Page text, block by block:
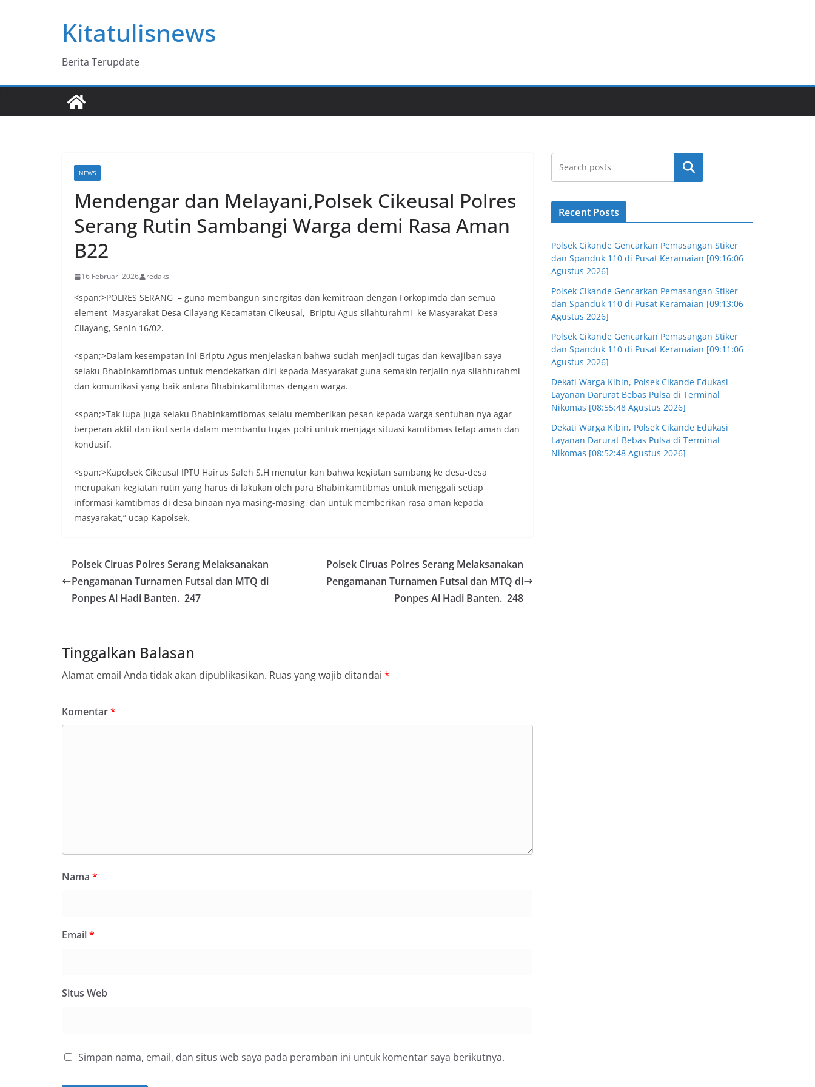
Kitatulisnews
Berita Terupdate
NEWS
Mendengar dan Melayani,Polsek Cikeusal Polres
Serang Rutin Sambangi Warga demi Rasa Aman
B22
16 Februari 2026 redaksi
<span;>POLRES SERANG – guna membangun sinergitas dan kemitraan dengan Forkopimda dan semua
element Masyarakat Desa Cilayang Kecamatan Cikeusal, Briptu Agus silahturahmi ke Masyarakat Desa
Cilayang, Senin 16/02.
<span;>Dalam kesempatan ini Briptu Agus menjelaskan bahwa sudah menjadi tugas dan kewajiban saya
selaku Bhabinkamtibmas untuk mendekatkan diri kepada Masyarakat guna semakin terjalin nya silahturahmi
dan komunikasi yang baik antara Bhabinkamtibmas dengan warga.
<span;>Tak lupa juga selaku Bhabinkamtibmas selalu memberikan pesan kepada warga sentuhan nya agar
berperan aktif dan ikut serta dalam membantu tugas polri untuk menjaga situasi kamtibmas tetap aman dan
kondusif.
<span;>Kapolsek Cikeusal IPTU Hairus Saleh S.H menutur kan bahwa kegiatan sambang ke desa-desa
merupakan kegiatan rutin yang harus di lakukan oleh para Bhabinkamtibmas untuk menggali setiap
informasi kamtibmas di desa binaan nya masing-masing, dan untuk memberikan rasa aman kepada
masyarakat,” ucap Kapolsek.
Polsek Ciruas Polres Serang Melaksanakan
Pengamanan Turnamen Futsal dan MTQ di
Ponpes Al Hadi Banten. 247
Polsek Ciruas Polres Serang Melaksanakan
Pengamanan Turnamen Futsal dan MTQ di
Ponpes Al Hadi Banten. 248
Tinggalkan Balasan
Alamat email Anda tidak akan dipublikasikan. Ruas yang wajib ditandai *
Komentar*
Nama *
Email*
Situs Web
Simpan nama, email, dan situs web saya pada peramban ini untuk komentar saya berikutnya.
Cari
Recent Posts
Polsek Cikande Gencarkan Pemasangan Stiker
dan Spanduk 110 di Pusat Keramaian [09:16:06
Agustus 2026]
Polsek Cikande Gencarkan Pemasangan Stiker
dan Spanduk 110 di Pusat Keramaian [09:13:06
Agustus 2026]
Polsek Cikande Gencarkan Pemasangan Stiker
dan Spanduk 110 di Pusat Keramaian [09:11:06
Agustus 2026]
Dekati Warga Kibin, Polsek Cikande Edukasi
Layanan Darurat Bebas Pulsa di Terminal
Nikomas [08:55:48 Agustus 2026]
Dekati Warga Kibin, Polsek Cikande Edukasi
Layanan Darurat Bebas Pulsa di Terminal
Nikomas [08:52:48 Agustus 2026]